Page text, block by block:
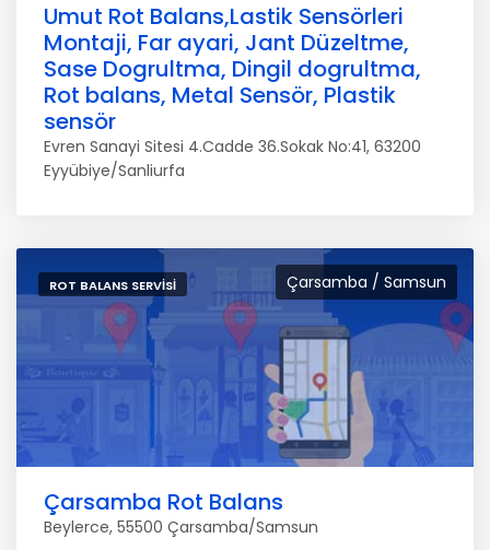
Umut Rot Balans,Lastik Sensörleri
Montaji, Far ayari, Jant Düzeltme,
Sase Dogrultma, Dingil dogrultma,
Rot balans, Metal Sensör, Plastik
sensör
Evren Sanayi Sitesi 4.Cadde 36.Sokak No:41, 63200
Eyyübiye/Sanliurfa
Çarsamba / Samsun
ROT BALANS SERVISI
Çarsamba Rot Balans
Beylerce, 55500 Çarsamba/Samsun